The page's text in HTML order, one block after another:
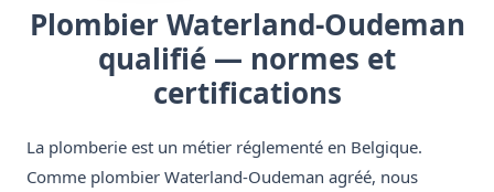
Plombier Waterland-Oudeman
qualifié — normes et
certifications
La plomberie est un métier réglementé en Belgique.
Comme plombier Waterland-Oudeman agréé, nous